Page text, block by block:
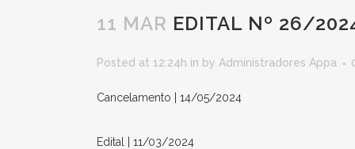
11 MAR EDITAL Nº 26/
Posted at 12:24h in by Administradores Appa
Cancelamento | 14/05/2024
Edital | 11/03/2024